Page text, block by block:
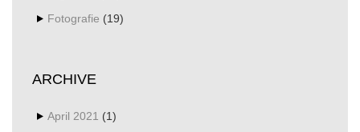
Fotografie (19)
ARCHIVE
April 2021 (1)